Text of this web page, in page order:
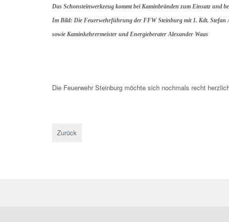
Das Schonsteinwerkzeug kommt bei Kaminbränden zum Einsatz und
Im Bild: Die Feuerwehrführung der FFW Steinburg mit 1. Kdt. Stefan
sowie Kaminkehrermeister und Energieberater Alexander Waas
Die Feuerwehr Steinburg möchte sich nochmals recht
Zurück